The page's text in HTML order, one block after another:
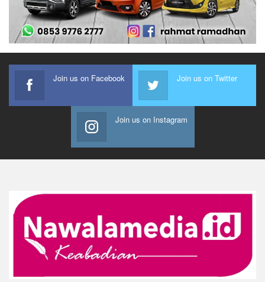
Join us on Facebook Join us on Twitter
Join us on Instagram